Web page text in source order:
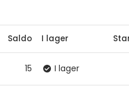
Saldo I lager
15 I lager